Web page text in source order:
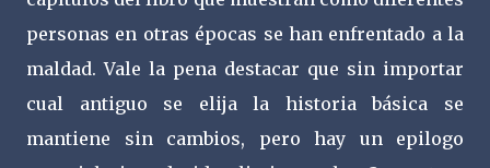
personas en otras épocas se han enfrentado a la
maldad. Vale la pena destacar que sin importar
cual antiguo se elija la historia básica se
mantiene sin cambios, pero hay un epilogo